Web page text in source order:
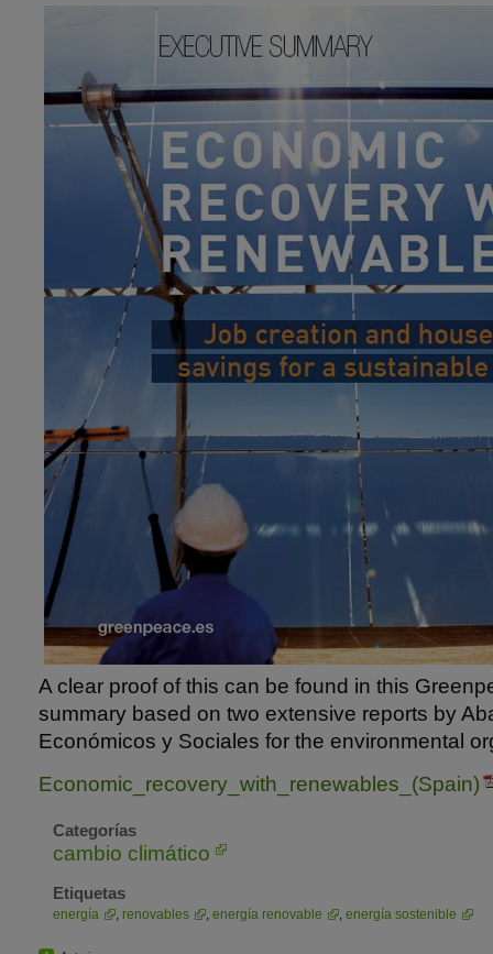
A clear proof of this can be found in this
summary based on two extensive reports by
Económicos y Sociales for the environmental
Economic_recovery_with_renewables_(Spain)
Categorías
cambio climático
Etiquetas
energía , renovables , energía renovable , energía sostenible